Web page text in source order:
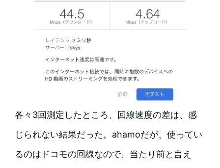
各々3回測定したところ、回線速度の差は、感
じられない結果だった。ahamoだが、使ってい
るのはドコモの回線なので、当たり前と言え